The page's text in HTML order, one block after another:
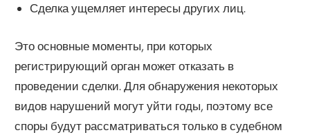
Сделка ущемляет интересы других лиц.
Это основные моменты, при которых
регистрирующий орган может отказать в
проведении сделки. Для обнаружения некоторых
видов нарушений могут уйти годы, поэтому все
споры будут рассматриваться только в судебном